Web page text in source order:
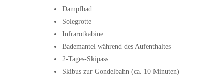
Dampfbad
Solegrotte
Infrarotkabine
Bademantel während des Aufenthaltes
2-Tages-Skipass
Skibus zur Gondelbahn (ca. 10 Minuten)